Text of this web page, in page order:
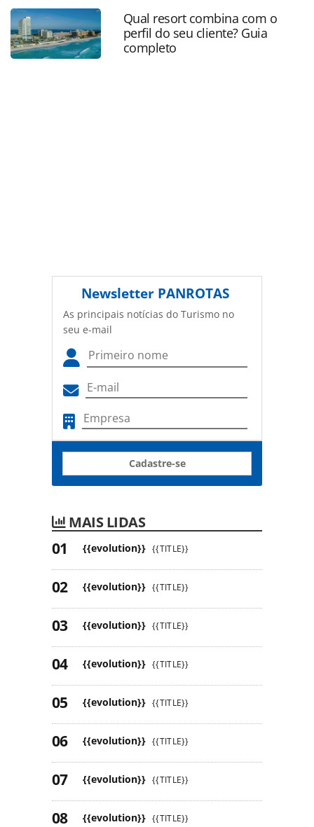
zambelli_176921.html ou as ferramentas oferecidas na
página. Todo o conteúdo produzido pela PANROTAS
Editora é protegido pela legislação brasileira sobre direito
autoral. Não reproduza o conteúdo sem autorização da
Qual resort combina com o
perfil do seu cliente? Guia
completo
Newsletter PANROTAS
As principais notícias do Turismo no
seu e-mail
Cadastre-se
MAIS LIDAS
{{evolution}} {{TITLE}}
{{evolution}} {{TITLE}}
{{evolution}} {{TITLE}}
{{evolution}} {{TITLE}}
{{evolution}} {{TITLE}}
{{evolution}} {{TITLE}}
{{evolution}} {{TITLE}}
{{evolution}} {{TITLE}}